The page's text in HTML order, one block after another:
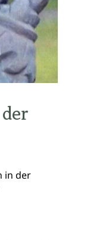
in der